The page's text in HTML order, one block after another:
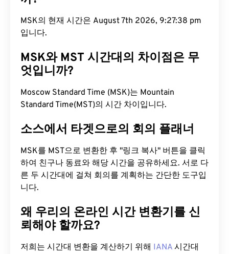
MSK의 현재 시간은 August 7th 2026, 9:27:39 pm
입니다.
MSK와 MST 시간대의 차이점은 무
엇입니까?
Moscow Standard Time (MSK)는 Mountain
Standard Time(MST)의 시간 차이입니다.
소스에서 타겟으로의 회의 플래너
MSK를 MST으로 변환한 후 "링크 복사" 버튼을 클릭
하여 친구나 동료와 해당 시간을 공유하세요. 서로 다
른 두 시간대에 걸쳐 회의를 계획하는 간단한 도구입
니다.
왜 우리의 온라인 시간 변환기를 신
뢰해야 할까요?
저희는 시간대 변환을 계산하기 위해 IANA 시간대